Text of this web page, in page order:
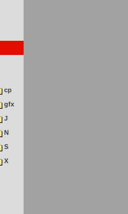
cp
gfx
J
N
S
X